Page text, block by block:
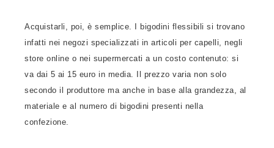
Acquistarli, poi, è semplice. I bigodini flessibili si trovano
infatti nei negozi specializzati in articoli per capelli, negli
store online o nei supermercati a un costo contenuto: si
va dai 5 ai 15 euro in media. Il prezzo varia non solo
secondo il produttore ma anche in base alla grandezza, al
materiale e al numero di bigodini presenti nella
confezione.